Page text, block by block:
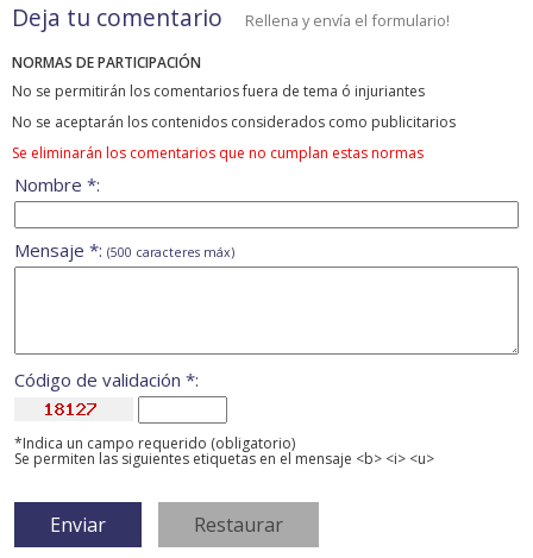
Deja tu comentario Rellena y envía el formulario!
NORMAS DE PARTICIPACIÓN
No se permitirán los comentarios fuera de tema ó injuriantes
No se aceptarán los contenidos considerados como publicitarios
Se eliminarán los comentarios que no cumplan estas normas
Nombre *:
Mensaje *: (500 caracteres máx)
Código de validación *:
*Indica un campo requerido (obligatorio)
Se permiten las siguientes etiquetas en el mensaje <b> <i> <u>